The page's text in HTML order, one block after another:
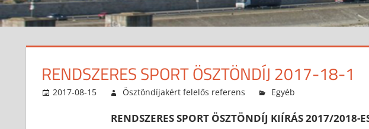
RENDSZERES SPORT ÖSZTÖNDÍJ 2017-18-1
2017-08-15 Ösztöndíjakért felelős referens Egyéb
RENDSZERES SPORT ÖSZTÖNDÍJ KIÍRÁS2017/2018-